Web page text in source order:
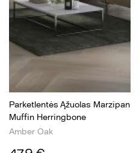
Parketlentės Ąžuolas Marzipan
Muffin Herringbone
Amber Oak